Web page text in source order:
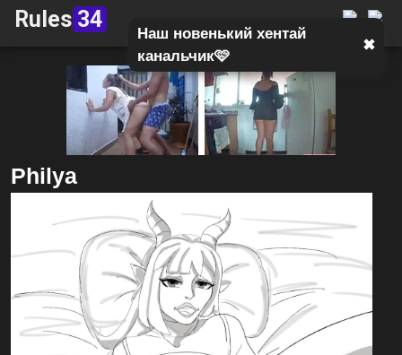
Наш новенький хентай
канальчик🩷
✖
Rules 34
Philya